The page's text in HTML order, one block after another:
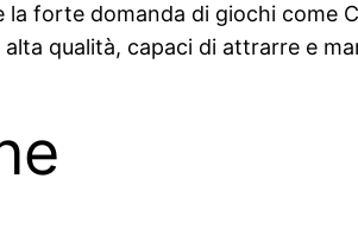
la forte domanda di giochi come
qualità, capaci di attrarre e